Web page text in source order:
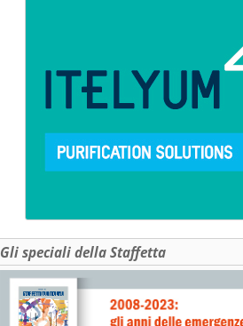
Gli speciali della Staffetta